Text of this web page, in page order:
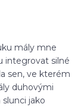
mály mne
integrovat silné
sen, ve kterém
duhovými
jako